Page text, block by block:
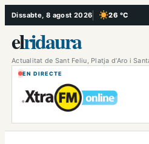
Vés
al
contingut
Dissabte, 8 agost 2026 26 °C
, Cel serè
elridaura
Actualitat de Sant Feliu, Platja d’Aro i
EN DIRECTE